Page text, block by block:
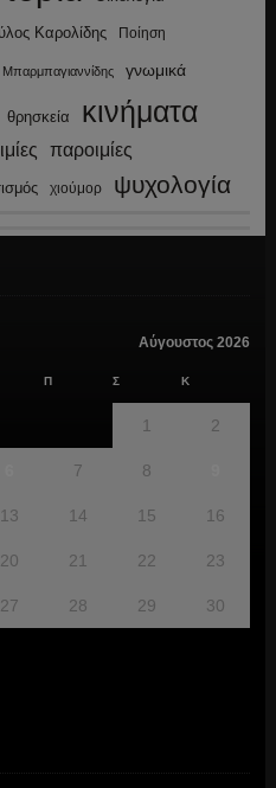
Καρολίδης Ποίηση
Μπαρμπαγιαννίδης γνωμικά
θρησκεία κινήματα
παροιμίες
χιούμορ ψυχολογία
Αύγουστος 2026
Π Σ Κ
1 2
7 8
13 14 15 16
20 21 22 23
27 28 29 30